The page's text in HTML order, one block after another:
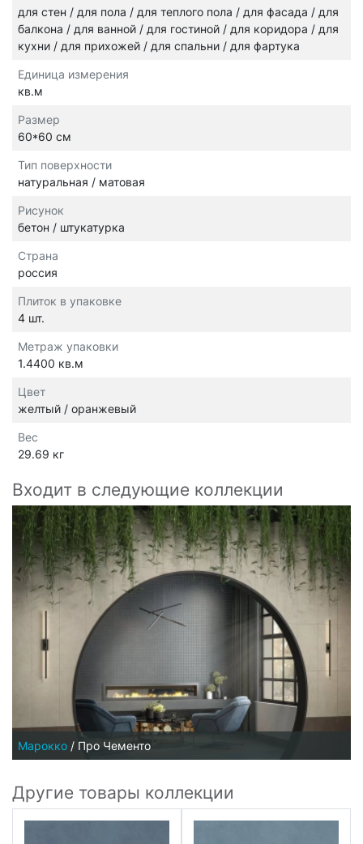
для стен / для пола / для теплого пола / для фасада / для
балкона / для ванной / для гостиной / для коридора / для
кухни / для прихожей / для спальни / для фартука
Единица измерения
кв.м
Размер
60*60 см
Тип поверхности
натуральная / матовая
Рисунок
бетон / штукатурка
Страна
россия
Плиток в упаковке
4 шт.
Метраж упаковки
1.4400 кв.м
Цвет
желтый / оранжевый
Вес
29.69 кг
Входит в следующие коллекции
Марокко / Про Чементо
Другие товары коллекции